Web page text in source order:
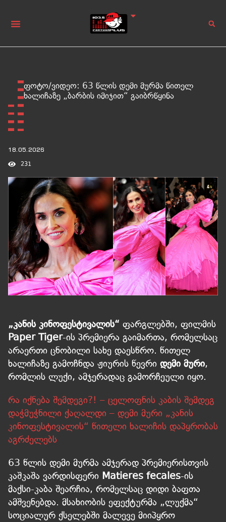
ფოტო/ვიდეო: 63 წლის დემი მურმა წითელ
ხალიჩაზე „ბარბის იმიჯით“ გაიბრწყინა
18.05.2026
231
„კანის კინოფესტივალის“ ფარგლებში, ფილმის
Paper Tiger-ის პრემიერა გაიმართა, რომელსაც
არაერთი ცნობილი სახე დაესწრო. წითელ
ხალიჩაზე გამოჩნდა ჟიურის წევრი დემი მური,
რომლის ლუქი, ამჯერადაც გამორჩეული იყო.
რა იქნება შემდეგი?! – ცელოფნის კაბის შემდეგ
დაჭმუჭნილი ქაღალდი – დემი მური „კანის
კინოფესტივალის“ წითელი ხალიჩის დაპყრობას
აგრძელებს
63 წლის დემი მურმა ამჯერად პრემიერისთვის
კაშკაშა ვარდისფერი Matieres fecales-ის
მაქსი-კაბა შეარჩია, რომელსაც დიდი ბაფთა
ამშვენებდა. მსახიობის ეფექტურმა „ლუქმა“
სოციალურ ქსელებში მალევე მიიპყრო